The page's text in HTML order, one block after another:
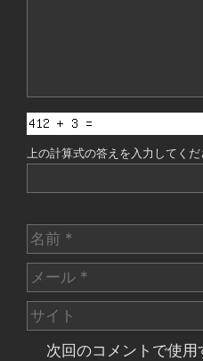
上の計算式の答えを入力してく
名
前
メ
ー
ル
サ
イ
次回のコメントで使